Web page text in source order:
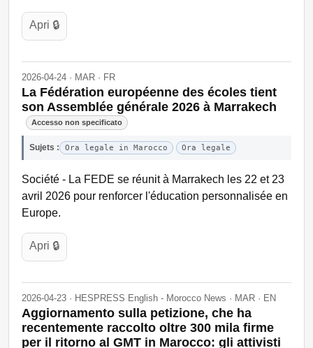
Apri 🔒
2026-04-24 · MAR · FR
La Fédération européenne des écoles tient
son Assemblée générale 2026 à Marrakech
Accesso non specificato
Sujets : Ora legale in Marocco Ora legale
Société - La FEDE se réunit à Marrakech les 22 et 23
avril 2026 pour renforcer l'éducation personnalisée en
Europe.
Apri 🔒
2026-04-23 · HESPRESS English - Morocco News · MAR · EN
Aggiornamento sulla petizione, che ha
recentemente raccolto oltre 300 mila firme
per il ritorno al GMT in Marocco: gli attivisti